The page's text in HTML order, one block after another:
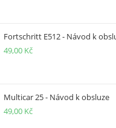
Fortschritt E512 - Návod k
49,00 Kč
Multicar 25 - Návod k obsluze
49,00 Kč